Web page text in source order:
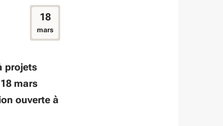
18
mars
projets
mars
ouverte à